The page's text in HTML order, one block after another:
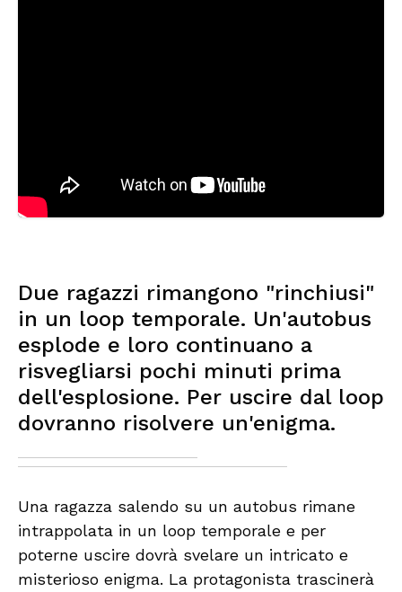
Due ragazzi rimangono "rinchiusi"
in un loop temporale. Un'autobus
esplode e loro continuano a
risvegliarsi pochi minuti prima
dell'esplosione. Per uscire dal loop
dovranno risolvere un'enigma.
Una ragazza salendo su un autobus rimane
intrappolata in un loop temporale e per
poterne uscire dovrà svelare un intricato e
misterioso enigma. La protagonista trascinerà